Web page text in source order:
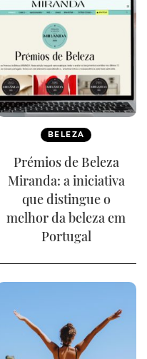
BELEZA
Prémios de Beleza
Miranda: a iniciativa
que distingue o
melhor da beleza em
Portugal